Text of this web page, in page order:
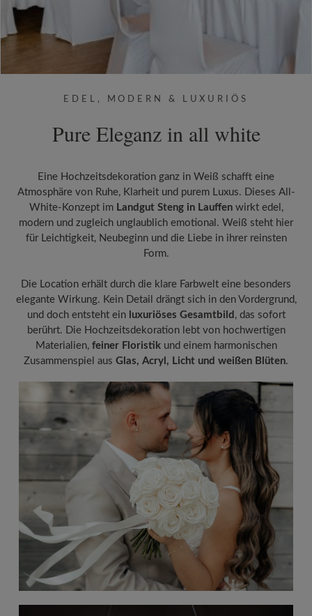
EDEL, MODERN & LUXURIÖS
Pure Eleganz in all white
Eine Hochzeitsdekoration ganz in Weiß schafft eine
Atmosphäre von Ruhe, Klarheit und purem Luxus. Dieses All-
White-Konzept im Landgut Steng in Lauffenwirkt edel,
modern und zugleich unglaublich emotional. Weiß steht hier
für Leichtigkeit, Neubeginn und die Liebe in ihrer reinsten
Form.
Die Location erhält durch die klare Farbwelt eine besonders
elegante Wirkung. Kein Detail drängt sich in den Vordergrund,
und doch entsteht ein luxuriöses Gesamtbild , das sofort
berührt. Die Hochzeitsdekoration lebt von hochwertigen
Materialien, feiner Floristikund einem harmonischen
Zusammenspiel aus Glas, Acryl, Licht und weißen Blüten.